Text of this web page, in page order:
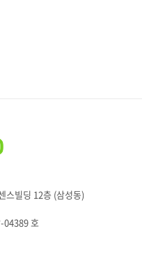
스빌딩 12층 (삼성동)
04389 호